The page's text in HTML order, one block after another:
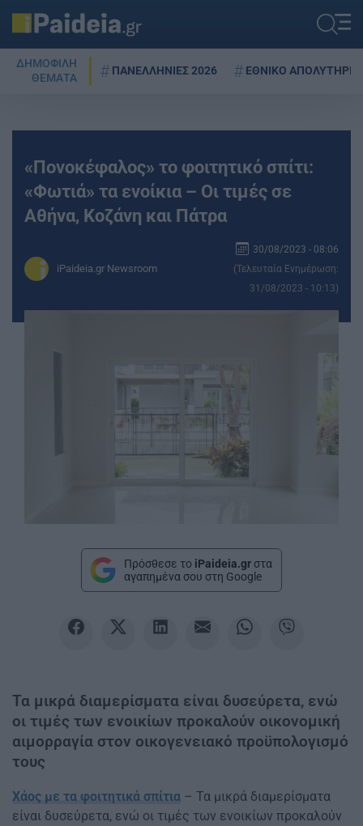
ΔΗΜΟΦΙΛΗ
ΘΕΜΑΤΑ
ΠΑΝΕΛΛΗΝΙΕΣ 2026 ΕΘΝΙΚΟ ΑΠΟΛΥΤΗΡΙΟ
«Πονοκέφαλος» το φοιτητικό σπίτι:
«Φωτιά» τα ενοίκια – Οι τιμές σε
Αθήνα, Κοζάνη και Πάτρα
iPaideia.gr Newsroom
30/08/2023 - 08:06
(Τελευταία Ενημέρωση:
31/08/2023 - 10:13)
Πρόσθεσε το iPaideia.gr στα
αγαπημένα σου στη Google
Τα μικρά διαμερίσματα είναι δυσεύρετα, ενώ
οι τιμές των ενοικίων προκαλούν οικονομική
αιμορραγία στον οικογενειακό προϋπολογισμό
τους
Χάος με τα φοιτητικά σπίτια – Τα μικρά διαμερίσματα
είναι δυσεύρετα, ενώ οι τιμές των ενοικίων προκαλούν